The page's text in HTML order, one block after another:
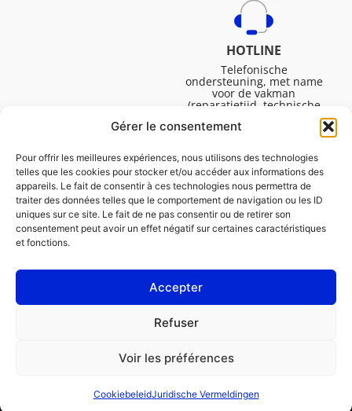
Gérer le consentement
Pour offrir les meilleures expériences, nous utilisons des technologies
telles que les cookies pour stocker et/ou accéder aux informations des
appareils. Le fait de consentir à ces technologies nous permettra de
traiter des données telles que le comportement de navigation ou les ID
uniques sur ce site. Le fait de ne pas consentir ou de retirer son
consentement peut avoir un effet négatif sur certaines caractéristiques
et fonctions.
Accepter
Refuser
Voir les préférences
CookiebeleidJuridische Vermeldingen
PROFESSIONAL
Een reparatie bestellen
CONSUMENT
Een garage vinden
HOTLINE
Telefonische
ondersteuning, met name
voor de vakman
(reparatietijd, technische
Maandag tot vrijdag van